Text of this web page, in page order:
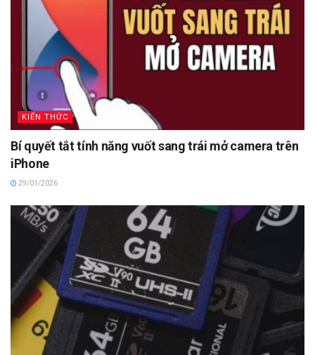
KIẾN THỨC
Bí quyết tắt tính năng vuốt sang trái mở camera trên
iPhone
29/01/2026